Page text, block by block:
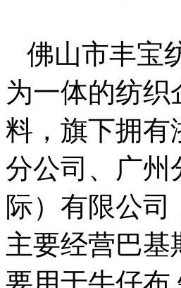
佛山市丰宝
为一体的纺
料，旗下拥有
分公司、广州
际）有限公
主要经营巴